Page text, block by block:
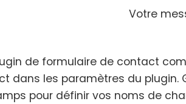
Votre
de formulaire de contact
dans les paramètres du
pour définir vos noms de